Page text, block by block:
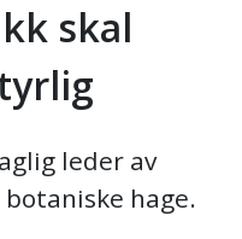
skal
leder av
hage.